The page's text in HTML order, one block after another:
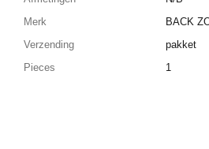
Merk
BACK
Verzending
pakket
Pieces
1